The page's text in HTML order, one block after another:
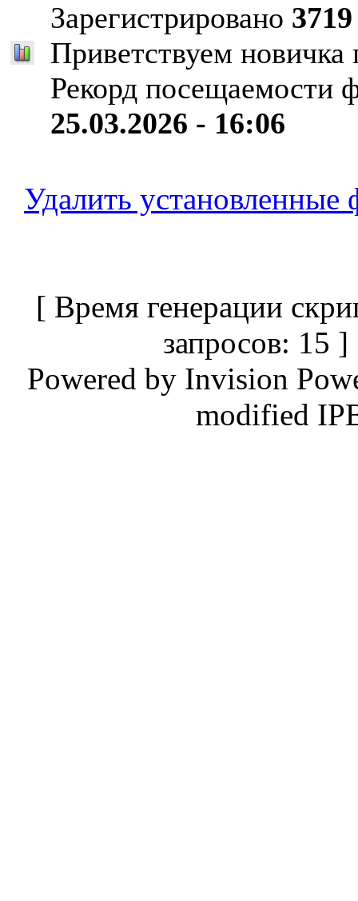
Зарегистрировано 3719
Приветствуем
Рекорд посещаемости
25.03.2026 - 16:06
Удалить
[ Время генерации
запросов:
Powered by Invision
modified